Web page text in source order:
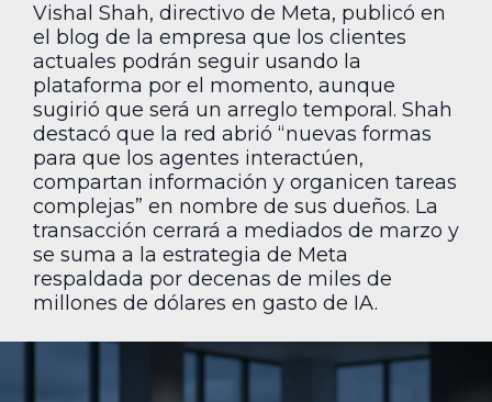
Vishal Shah, directivo de Meta, publicó en
el blog de la empresa que los clientes
actuales podrán seguir usando la
plataforma por el momento, aunque
sugirió que será un arreglo temporal. Shah
destacó que la red abrió “nuevas formas
para que los agentes interactúen,
compartan información y organicen tareas
complejas” en nombre de sus dueños. La
transacción cerrará a mediados de marzo y
se suma a la estrategia de Meta
respaldada por decenas de miles de
millones de dólares en gasto de IA.